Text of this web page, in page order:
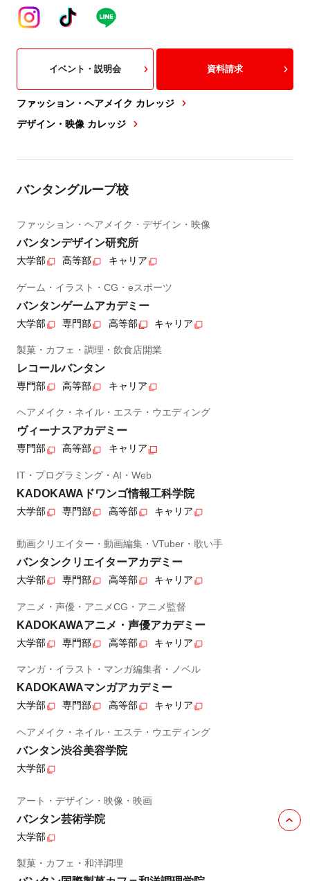
ファッション・ヘアメイク カレッジ
デザイン・映像 カレッジ
イベント・説明会 資料請求
バンタングループ校
ファッション・ヘアメイク・デザイン・映像
バンタンデザイン研究所
大学部 高等部 キャリア
ゲーム・イラスト・CG・eスポーツ
バンタンゲームアカデミー
大学部 専門部 高等部 キャリア
製菓・カフェ・調理・飲食店開業
レコールバンタン
専門部 高等部 キャリア
ヘアメイク・ネイル・エステ・ウエディング
ヴィーナスアカデミー
専門部 高等部 キャリア
IT・プログラミング・AI・Web
KADOKAWAドワンゴ情報工科学院
大学部 専門部 高等部 キャリア
動画クリエイター・動画編集・VTuber・歌い手
バンタンクリエイターアカデミー
大学部 専門部 高等部 キャリア
アニメ・声優・アニメCG・アニメ監督
KADOKAWAアニメ・声優アカデミー
大学部 専門部 高等部 キャリア
マンガ・イラスト・マンガ編集者・ノベル
KADOKAWAマンガアカデミー
大学部 専門部 高等部 キャリア
ヘアメイク・ネイル・エステ・ウエディング
バンタン渋谷美容学院
大学部
アート・デザイン・映像・映画
バンタン芸術学院
大学部
製菓・カフェ・和洋調理